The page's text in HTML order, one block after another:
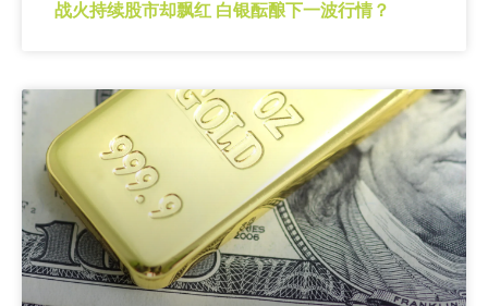
战火持续股市却飘红 白银酝酿下一波行情？